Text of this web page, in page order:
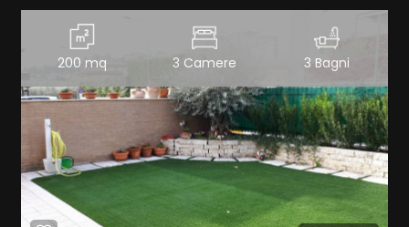
200 mq 3 Camere 3 Bagni